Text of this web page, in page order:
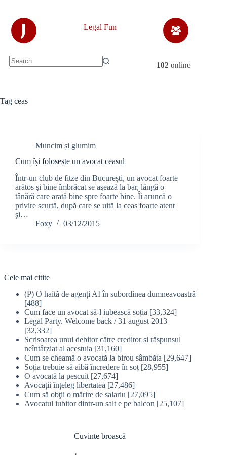
content
J Legal Fun
102 online
Tag ceas
Muncim și glumim
Cum își folosește un avocat ceasul
Într-un club de fitze din București, un avocat foarte
arătos şi bine îmbrăcat se aşează la bar, lângă o
tânără care arată bine spre foarte bine. Îi aruncă o
privire scurtă, după care se uită la ceas foarte atent
şi…
Foxy
03/12/2015
Cele mai citite
(P) O haită de agenți AI în subordinea dumneavoastră
[488]
Cum face un avocat să-l iubească soția [33,324]
Legal Party. Welcome back / 31 august 2013
[32,332]
Scrisoarea unui debitor către creditor și răspunsul
neîntârziat al acestuia [31,160]
Cum se cheamă o avocată la birou sâmbăta [29,647]
Soția trebuie să aibă încredere în soț [28,955]
O avocată la pescuit [27,674]
Avocații înțeleg libertatea [27,486]
Cum să obţii o mărire de salariu [27,095]
Avocatul iubitor dintr-un salt e pe balcon [25,107]
Cuvinte broască